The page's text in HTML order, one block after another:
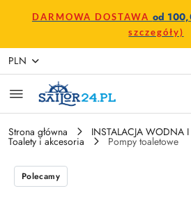
Przejdź do treści głównej
Przejdź do wyszukiwarki
Przejdź do moje konto
Przejdź do menu głównego
Przejdź do opisu produktu
Przejdź do stopki
DARMOWA DOSTAWA od
szczegóły)
PLN
Strona główna INSTALACJA WODNA
Toalety i akcesoria Pompy toaletowe
Polecamy